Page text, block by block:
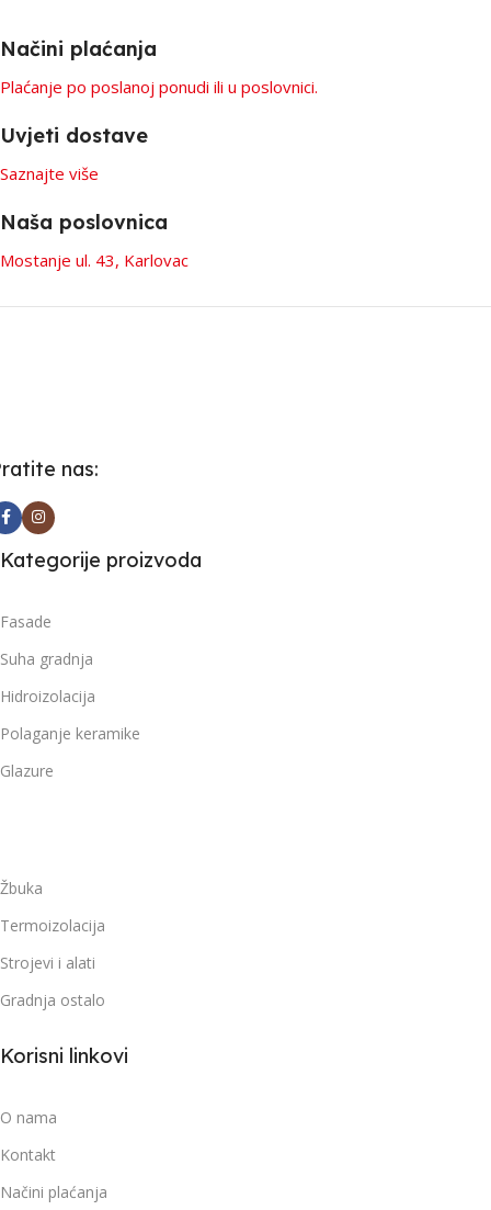
Načini plaćanja
Plaćanje po poslanoj ponudi ili u poslovnici.
Uvjeti dostave
Saznajte više
Naša poslovnica
Mostanje ul. 43, Karlovac
nas:
Kategorije proizvoda
Fasade
Suha gradnja
Hidroizolacija
Polaganje keramike
Glazure
Žbuka
Termoizolacija
Strojevi i alati
Gradnja ostalo
Korisni linkovi
O nama
Kontakt
Načini plaćanja